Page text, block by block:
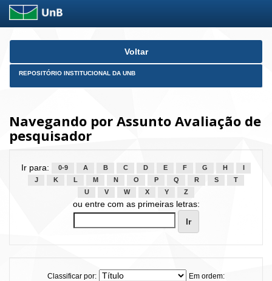
Skip
Voltar
REPOSITÓRIO INSTITUCIONAL DA UNB
Navegando por Assunto Avaliação de
pesquisador
Ir para: 0-9 A B C D E F G H
J
K L M N O P Q R S
T
U
V W X Y Z
ou entre com as primeiras letras:
Classificar por:
Em ordem: